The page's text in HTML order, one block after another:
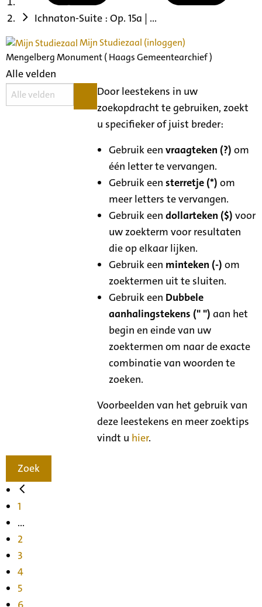
Ichnaton-Suite : Op. 15a | ...
Mijn Studiezaal (inloggen)
Mengelberg Monument ( Haags Gemeentearchief )
Alle velden
Door leestekens in uw
zoekopdracht te gebruiken, zoekt
u specifieker of juist breder:
Gebruik eenvraagteken (?) om
één letter te vervangen.
Gebruik eensterretje (*) om
meer letters te vervangen.
Gebruik eendollarteken ($) voor
uw zoekterm voor resultaten
die op elkaar lijken.
Gebruik een minteken (-) om
zoektermen uit te sluiten.
Gebruik een Dubbele
aanhalingstekens (" ") aan het
begin en einde van uw
zoektermen om naar de exacte
combinatie van woorden te
zoeken.
Voorbeelden van het gebruik van
deze leestekens en meer zoektips
vindt u hier.
Zoek
1
...
2
3
4
5